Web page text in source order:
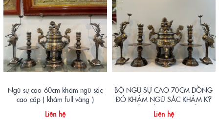
Ngũ sự cao 60cm khảm ngũ sắc
cao cấp ( khảm full vàng )
Liên hệ
BỘ NGŨ SỰ CAO 70CM ĐỒNG
ĐỎ KHẢM NGŨ SẮC KHẢM KỸ
NHIỀU VÀNG CAO CẤP
Liên hệ